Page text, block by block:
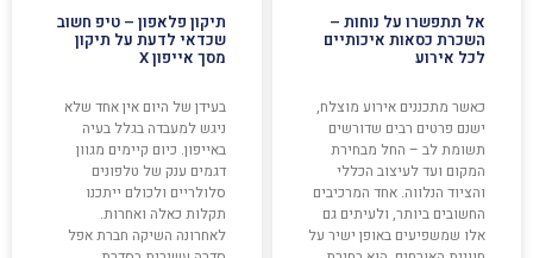
אל תתפשרו על נוחות –
השכרת כסאות איכותיים
לכל אירוע
כאשר מתכננים אירוע מוצלח,
ישנם פרטים רבים שדורשים
תשומת לב – החל מבחירת
המקום ועד לעיצוב הכללי
והציוד הנלווה. אחד המרכיבים
החשובים ביותר, ולעיתים גם
אלו שמשפיעים באופן ישיר על
תיקון פלאפון – טיפ חשוב
שכדאי לדעת על תיקון
מסך אייפון X
בעידן של היום אין אחד שלא
ניגש למעבדה בגלל בעיה
באייפון. כיום קיימים מגוון
דגמים ענק של טלפונים
סלולריים ולכולם ייתכנו
תקלות כאלה ואחרות.
לאחרונה השיקה חברת אפל